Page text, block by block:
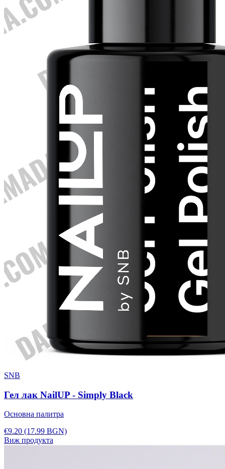
SNB
Гел лак NailUP - Simply Black
Основна палитра
€9.20 (17.99 BGN)
Виж продукта